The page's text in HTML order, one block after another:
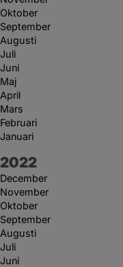
Oktober
September
Augusti
Juli
Juni
Maj
April
Mars
Februari
Januari
År:
2022
December
November
Oktober
September
Augusti
Juli
Juni